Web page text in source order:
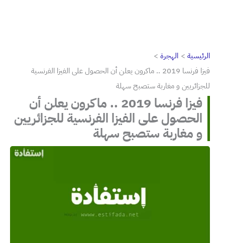
الرئيسية
الهجرة
فيزا فرنسا 2019 .. ماكرون يعلن أن الحصول على الفيزا الفرنسية
للجزائريين و مغاربة ستصبح سهلة
فيزا فرنسا 2019 .. ماكرون يعلن أن
الحصول على الفيزا الفرنسية للجزائريين
و مغاربة ستصبح سهلة